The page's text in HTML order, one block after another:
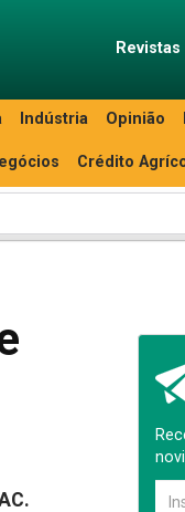
Revistas
Indústria Opinião
Crédito